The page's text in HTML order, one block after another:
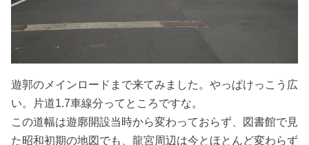
遊郭のメインロードまで来てみました。やっぱけっこう広
い。片道1.7車線分ってところですな。
この道幅は遊廓開設当時から変わっておらず、図書館で見
た昭和初期の地図でも、龍宮周辺は今とほとんど変わらず